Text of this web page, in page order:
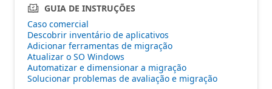
GUIA DE INSTRUÇÕES
Caso comercial
Descobrir inventário de aplicativos
Adicionar ferramentas de migração
Atualizar o SO Windows
Automatizar e dimensionar a migração
Solucionar problemas de avaliação e migração